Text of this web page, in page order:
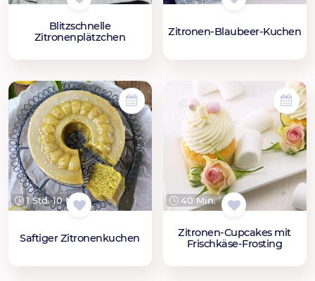
Blitzschnelle
Zitronenplätzchen
Zitronen-Blaubeer-Kuchen
1 Std. 10 Min.
Saftiger Zitronenkuchen
40 Min.
Zitronen-Cupcakes mit
Frischkäse-Frosting